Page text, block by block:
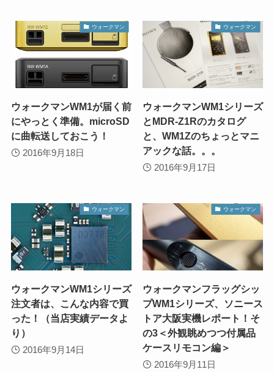
ウォークマン
ウォークマンWM1が届く前
にやっとく準備。microSD
に曲転送しておこう！
2016年9月18日
ウォークマン
ウォークマンWM1シリーズ
とMDR-Z1Rのカタログ
と、WM1Zのちょっとマニ
アックな話。。。
2016年9月17日
ウォークマン
ウォークマンWM1シリーズ
注文者は、こんな内容で買
った！（当店実績データよ
り）
2016年9月14日
ウォークマン
ウォークマンフラッグシッ
プWM1シリーズ、ソニース
トア大阪実機レポート！そ
の3＜外観眺めつつ付属品
ケースリモコン編＞
2016年9月11日